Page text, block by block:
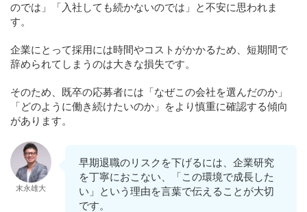
のでは」「入社しても続かないのでは」と不安に思われま
す。
企業にとって採用には時間やコストがかかるため、短期間で
辞められてしまうのは大きな損失です。
そのため、既卒の応募者には「なぜこの会社を選んだのか」
「どのように働き続けたいのか」をより慎重に確認する傾向
があります。
末永雄大
早期退職のリスクを下げるには、企業研究
を丁寧におこない、「この環境で成長した
い」という理由を言葉で伝えることが大切
です。